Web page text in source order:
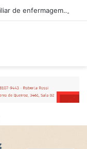
Homem é acusado de desacatar auxiliar de enfermagem no Hospital Regional de Vilhena